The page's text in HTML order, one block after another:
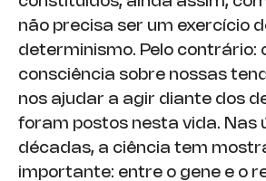
não precisa ser um exercício
determinismo. Pelo contrário:
consciência sobre nossas
nos ajudar a agir diante dos
foram postos nesta vida. Nas
décadas, a ciência tem
importante: entre o gene e o